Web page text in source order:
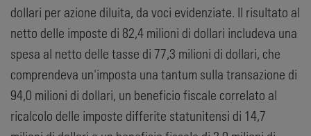
dollari per azione diluita, da voci evidenziate. Il risultato al
netto delle imposte di 82,4 milioni di dollari includeva una
spesa al netto delle tasse di 77,3 milioni di dollari, che
comprendeva un'imposta una tantum sulla transazione di
94,0 milioni di dollari, un beneficio fiscale correlato al
ricalcolo delle imposte differite statunitensi di 14,7